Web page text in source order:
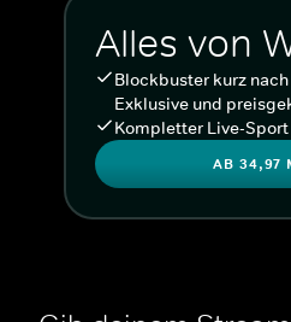
Alles von
Blockbuster kurz
Exklusive und
Kompletter Live-Sport
AB 34,97